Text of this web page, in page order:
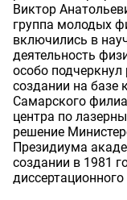
Виктор
группа молодых
включились в
деятельность
особо
создании на базе
Самарского
центра по
решение
Президиума
создании в 1981